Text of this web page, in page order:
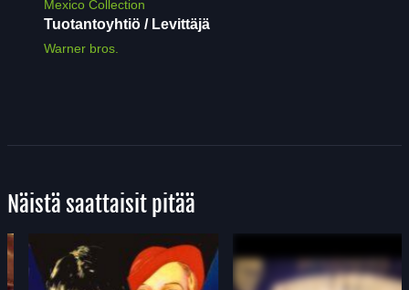
Mexico Collection
Tuotantoyhtiö / Levittäjä
Warner bros.
Näistä saattaisit pitää